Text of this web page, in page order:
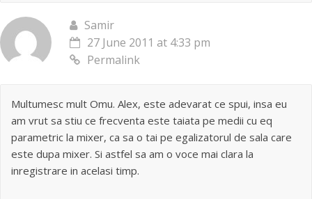
Samir
27 June 2011 at 4:33 pm
Permalink
Multumesc mult Omu. Alex, este adevarat ce spui, insa eu
am vrut sa stiu ce frecventa este taiata pe medii cu eq
parametric la mixer, ca sa o tai pe egalizatorul de sala care
este dupa mixer. Si astfel sa am o voce mai clara la
inregistrare in acelasi timp.